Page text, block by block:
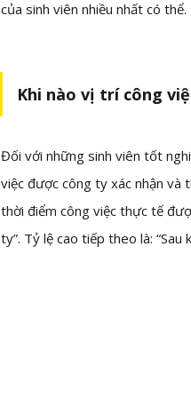
của sinh viên nhiều nhất có thể.
Khi nào vị trí công
Đối với những sinh viên tốt
việc được công ty xác nhận và
thời điểm công việc thực tế
ty”. Tỷ lệ cao tiếp theo là: